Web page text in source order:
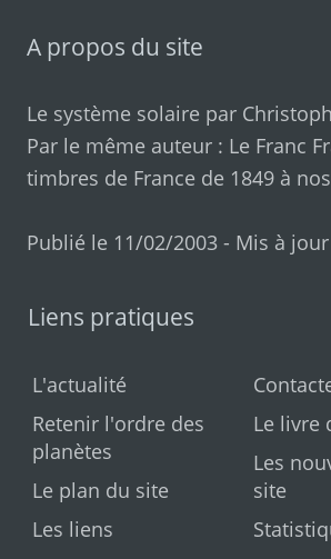
A propos du site
Le système solaire par
Par le même auteur : Le Franc
timbres de France de 1849 à
Publié le 11/02/2003 - Mis à
Liens pratiques
L'actualité
Retenir l'ordre des
planètes
Le plan du site
Les liens
Le livre
Les
site